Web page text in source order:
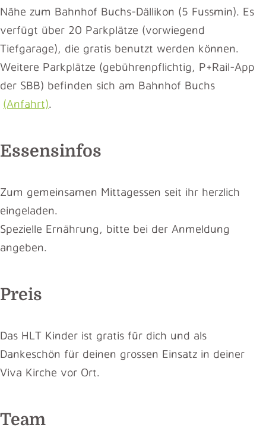
Nähe zum Bahnhof Buchs-Dällikon (5 Fussmin). Es
verfügt über 20 Parkplätze (vorwiegend
Tiefgarage), die gratis benutzt werden können.
Weitere Parkplätze (gebührenpflichtig, P+Rail-App
der SBB) befinden sich am Bahnhof Buchs
(Anfahrt).
Essensinfos
Zum gemeinsamen Mittagessen seit ihr herzlich
eingeladen.
Spezielle Ernährung, bitte bei der Anmeldung
angeben.
Preis
Das HLT Kinder ist gratis für dich und als
Dankeschön für deinen grossen Einsatz in deiner
Viva Kirche vor Ort.
Team